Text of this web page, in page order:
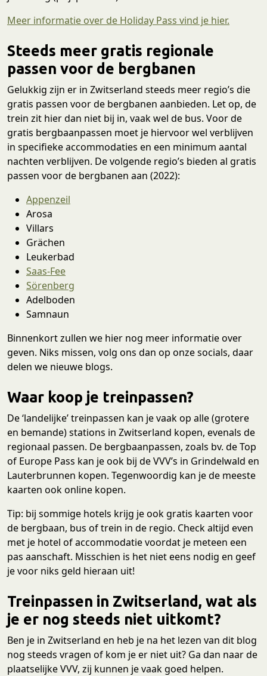
Meer informatie over de Holiday Pass vind je hier.
Steeds meer gratis regionale
passen voor de bergbanen
Gelukkig zijn er in Zwitserland steeds meer regio’s die
gratis passen voor de bergbanen aanbieden. Let op, de
trein zit hier dan niet bij in, vaak wel de bus. Voor de
gratis bergbaanpassen moet je hiervoor wel verblijven
in specifieke accommodaties en een minimum aantal
nachten verblijven. De volgende regio’s bieden al gratis
passen voor de bergbanen aan (2022):
Appenzeil
Arosa
Villars
Grächen
Leukerbad
Saas-Fee
Sörenberg
Adelboden
Samnaun
Binnenkort zullen we hier nog meer informatie over
geven. Niks missen, volg ons dan op onze socials, daar
delen we nieuwe blogs.
Waar koop je treinpassen?
De ‘landelijke’ treinpassen kan je vaak op alle (grotere
en bemande) stations in Zwitserland kopen, evenals de
regionaal passen. De bergbaanpassen, zoals bv. de Top
of Europe Pass kan je ook bij de VVV’s in Grindelwald en
Lauterbrunnen kopen. Tegenwoordig kan je de meeste
kaarten ook online kopen.
Tip: bij sommige hotels krijg je ook gratis kaarten voor
de bergbaan, bus of trein in de regio. Check altijd even
met je hotel of accommodatie voordat je meteen een
pas aanschaft. Misschien is het niet eens nodig en geef
je voor niks geld hieraan uit!
Treinpassen in Zwitserland, wat als
je er nog steeds niet uitkomt?
Ben je in Zwitserland en heb je na het lezen van dit blog
nog steeds vragen of kom je er niet uit? Ga dan naar de
plaatselijke VVV, zij kunnen je vaak goed helpen.